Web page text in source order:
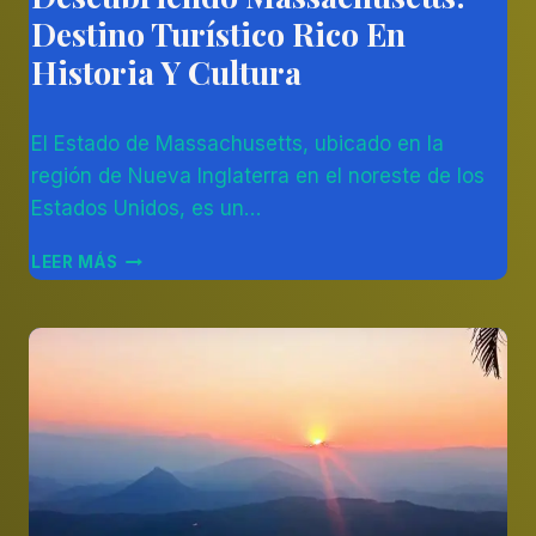
DEL
NORTE
ESTADOS
NORESTE
|
OTROS
Destino Turístico Rico En
Historia Y Cultura
Diego
Otálvaro
El Estado de Massachusetts, ubicado en la
región de Nueva Inglaterra en el noreste de los
Estados Unidos, es un…
LEER MÁS DESCUBRIENDO
MASSACHUSETTS:
TURÍSTICO
Y
CULTURA